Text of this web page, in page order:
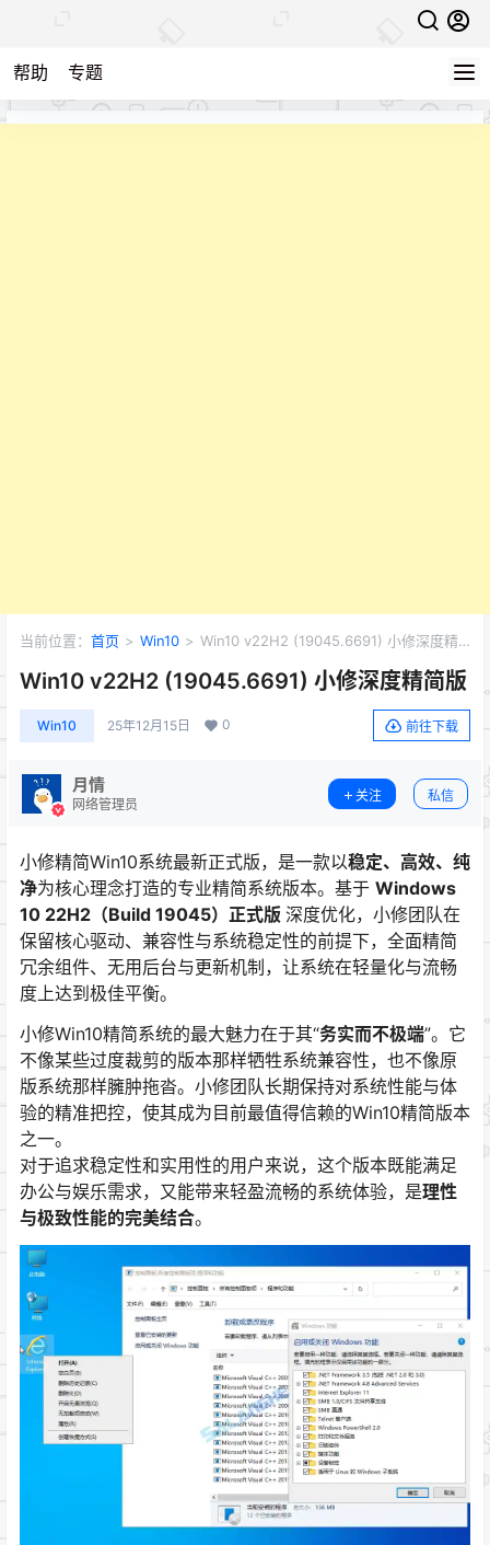
帮助 专题
当前位置： 首页 > Win10 > Win10 v22H2 (19045.6691) 小修深度精
Win10 v22H2 (19045.6691) 小修深度精简版
Win10 25年12月15日 0 前往下载
月情
网络管理员
关注 私信
小修精简Win10系统最新正式版，是一款以稳定、高效、纯
净为核心理念打造的专业精简系统版本。基于 Windows
10 22H2（Build 19045）正式版 深度优化，小修团队在
保留核心驱动、兼容性与系统稳定性的前提下，全面精简
冗余组件、无用后台与更新机制，让系统在轻量化与流畅
度上达到极佳平衡。
小修Win10精简系统的最大魅力在于其“务实而不极端”。它
不像某些过度裁剪的版本那样牺牲系统兼容性，也不像原
版系统那样臃肿拖沓。小修团队长期保持对系统性能与体
验的精准把控，使其成为目前最值得信赖的Win10精简版本
之一。
对于追求稳定性和实用性的用户来说，这个版本既能满足
办公与娱乐需求，又能带来轻盈流畅的系统体验，是理性
与极致性能的完美结合。